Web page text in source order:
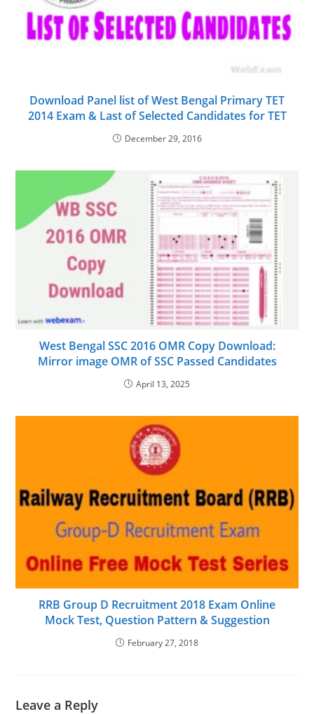
Download Panel list of West Bengal Primary TET
2014 Exam & Last of Selected Candidates for TET
December 29, 2016
West Bengal SSC 2016 OMR Copy Download:
Mirror image OMR of SSC Passed Candidates
April 13, 2025
RRB Group D Recruitment 2018 Exam Online
Mock Test, Question Pattern & Suggestion
February 27, 2018
Leave a Reply